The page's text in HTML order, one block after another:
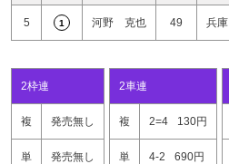
5 1 河野 克也 49 兵庫
2枠連
複 発売無し
単 発売無し
2車連
複 2=4 130円
単 4-2 690円